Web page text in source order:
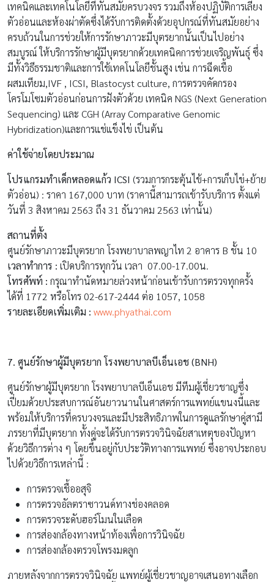
โปรแกรมทำเด็กหลอดแก้วICSI(รวมการกระตุ้นไข้+การเก็บไข่+ย้าย
ตัวอ่อน) : ราคา 167,000 บาท (ราคานี้สามารถเข้ารับบริการ ตั้งแต่
วันที่ 3 สิงหาคม 2563 ถึง 31 ธันวาคม 2563 เท่านั้น)
สถานที่ตั้ง
ศูนย์รักษาภาวะมีบุตรยาก โรงพยาบาลพญาไท 2 อาคาร B ชั้น 10
เวลาทำการ :เปิดบริการทุกวัน เวลา 07.00-17.00น.
โทรศัพท์ :กรุณาทำนัดหมายล่วงหน้าก่อนเข้ารับการตรวจทุกครั้ง
รายละเอียดเพิ่มเติม :
7.ศูนย์รักษาผู้มีบุตรยาก โรงพยาบาลบีเอ็นเอช (BNH)
ศูนย์รักษาผู้มีบุตรยาก โรงพยาบาลบีเอ็นเอช มีทีมผู้เชี่ยวชาญซึ่ง
เปี่ยมด้วยประสบการณ์อันยาวนานในศาสตร์การแพทย์แขนงนี้และ
พร้อมให้บริการที่ครบวงจรและมีประสิทธิภาพในการดูแลรักษาคู่สามี
ภรรยาที่มีบุตรยาก ทั้งคู่จะได้รับการตรวจวินิจฉัยสาเหตุของปัญหา
ด้วยวิธีการต่าง ๆ โดยขึ้นอยู่กับประวัติทางการแพทย์ ซึ่งอาจประกอบ
ไปด้วยวิธีการเหล่านี้ :
การตรวจระดับฮอร์โมนในเลือด
การส่องกล้องทางหน้าท้องเพื่อการวินิจฉัย
การส่องกล้องตรวจโพรงมดลูก
ภายหลังจากการตรวจวินิจฉัย แพทย์ผู้เชี่ยวชาญอาจเสนอทางเลือก
ในการรักษาที่ทางศูนย์แห่งนี้มีให้บริการเช่น
การผสมเทียมโดยใช้น้ำเชื้อของสามี
ในเซลล์ไข่และการถ่ายฝากตัวอ่อน)
PESA หรือ TESE (การใช้เข็มแทงผ่านผิวหนังบริเวณอัณฑะ
เข้าไปในท่อพักน้ำเชื้อแล้วดูดตัวอสุจิ
ออกมาหรือการดูดตัวอสุจิจากอัณฑะ)
PGD (การตรวจวินิจฉัยโรคทางพันธุกรรมของตัวอ่อนก่อนย้าย
เข้าสู่โพรงมดลูก